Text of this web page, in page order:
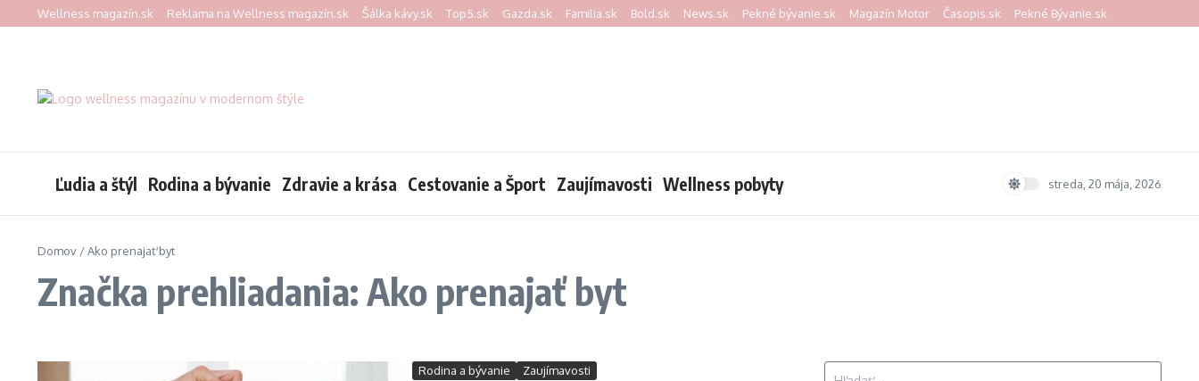
Preskočiť na obsah
Wellness magazín.sk Reklama na Wellness magazín.sk Šálka kávy.sk Top5.sk Gazda.sk Familia.sk Bold.sk News.sk Pekné bývanie.sk Magazín Motor Časopis.sk Pekné Bývanie.sk
Ľudia a štýl Rodina a bývanie Zdravie a krása Cestovanie a Šport Zaujímavosti Wellness pobyty streda, 20 mája, 2026
Domov /Ako prenajať byt
Značka prehliadania: Ako prenajať byt
Rodina a bývanie Zaujímavosti